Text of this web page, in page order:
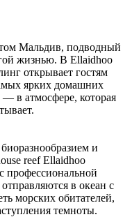
Мальдив, подводный
жизнью. В Ellaidhoo
открывает гостям
ярких домашних
в атмосфере, которая
и
reef Ellaidhoo
профессиональной
в океан с
морских обитателей,
темноты.